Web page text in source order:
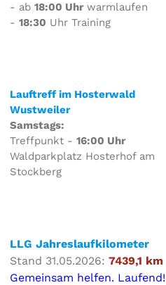
- ab 18:00 Uhrwarmlaufen
- 18:30 Uhr Training
Lauftreff im Hosterwald
Wustweiler
Samstags:
Treffpunkt - 16:00 Uhr
Waldparkplatz Hosterhof am
Stockberg
LLG Jahreslaufkilometer
Stand 31.05.2026: 7439,1 km
Gemeinsam helfen. Laufend!